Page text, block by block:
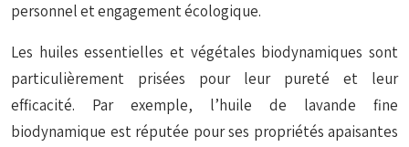
personnel et engagement écologique.
Les huiles essentielles et végétales biodynamiques sont
particulièrement prisées pour leur pureté et leur
efficacité. Par exemple, l’huile de lavande fine
biodynamique est réputée pour ses propriétés apaisantes